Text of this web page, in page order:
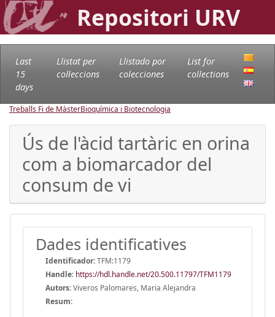
Repositori URV
Last
15
days
Llistat per
col·leccions
Llistado por
colecciones
List for
collections
Treballs Fi de MàsterBioquímica i Biotecnologia
Ús de l'àcid tartàric en orina
com a biomarcador del
consum de vi
Dades identificatives
Identificador:TFM:1179
Handle: https://hdl.handle.net/20.500.11797/TFM1179
Autors:Viveros Palomares, Maria Alejandra
Resum: